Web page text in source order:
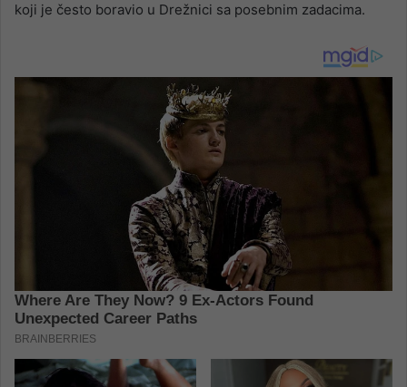
koji je često boravio u Drežnici sa posebnim zadacima.